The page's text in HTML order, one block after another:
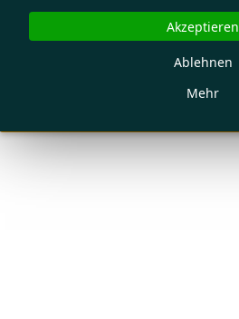
Mehr
Ablehnen
Akzeptieren